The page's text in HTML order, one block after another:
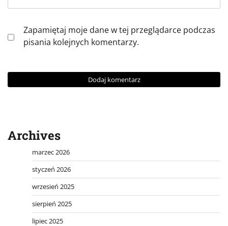
Zapamiętaj moje dane w tej przeglądarce podczas
pisania kolejnych komentarzy.
Archives
marzec 2026
styczeń 2026
wrzesień 2025
sierpień 2025
lipiec 2025